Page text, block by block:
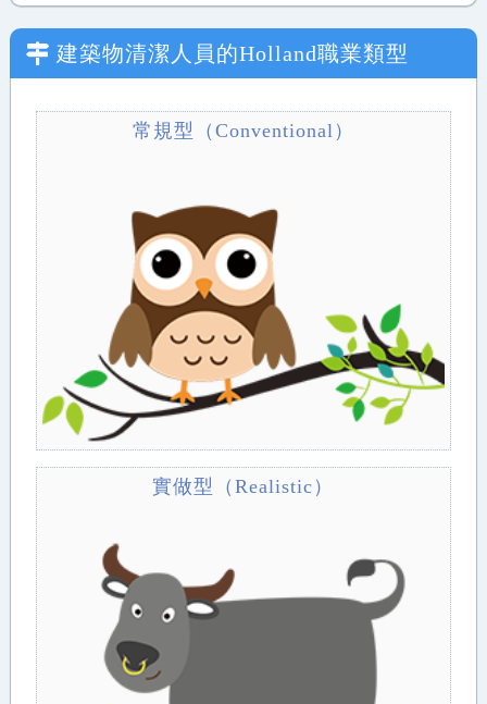
建築物清潔人員 的Holland職業類型
常規型（Conventional）
實做型（Realistic）